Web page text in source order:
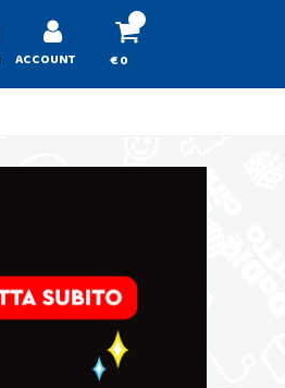
ACCOUNT € 0